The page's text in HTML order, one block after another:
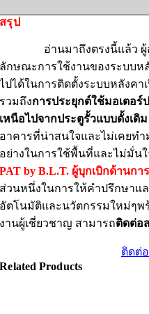
สรุป
อ่านมาถึงตรงนี้แล้ว ผู้อ่าน
ลักษณะการใช้งานของระบบห
ไปได้ในการติดตั้งระบบหลังค
รวมถึงการประยุกต์ใช้มอเตอ
เหนือไปจากประตูรั้วแบบดั้งเดิม
อาคารที่น่าสนใจและไม่เคยท
อย่างในการใช้พื้นที่และไม่มั่น
PAT by B.L.T. ผู้บุกเบิกด้านก
ส่วนหนึ่งในการให้คำปรึกษาแ
อัตโนมัติและนวัตกรรมใหม่ๆพ
งานผู้เชี่ยวชาญ สามารถติดต่อ
ติดต่
Related Products